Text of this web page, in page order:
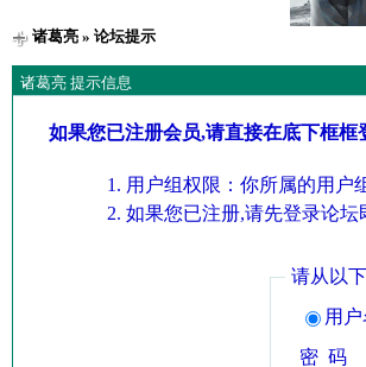
诸葛亮» 论坛提示
诸葛亮 提示信息
如果您已注册会员,请直接在底下框
用户组权限：你所属的用户
如果您已注册,请先登录论坛
请从以
用户
密 码